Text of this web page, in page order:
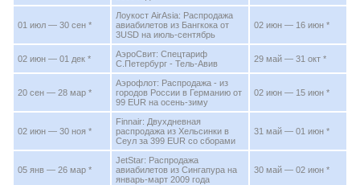
01 июл — 30 сен *
Лоукост AirAsia: Распродажа
авиабилетов из Бангкока от
3USD на июль-сентябрь
02 июн — 16 июн *
02 июн — 01 дек *
АэроСвит: Спецтариф
С.Петербург - Тель-Авив
29 май — 31 окт *
20 сен — 28 мар *
Аэрофлот: Распродажа - из
городов России в Германию от
99 EUR на осень-зиму
02 июн — 15 июн *
02 июн — 30 ноя *
Finnair: Двухдневная
распродажа из Хельсинки в
Сеул за 399 EUR со сборами
31 май — 01 июн *
05 янв — 26 мар *
JetStar: Распродажа
авиабилетов из Сингапура на
январь-март 2009 года
30 май — 02 июн *